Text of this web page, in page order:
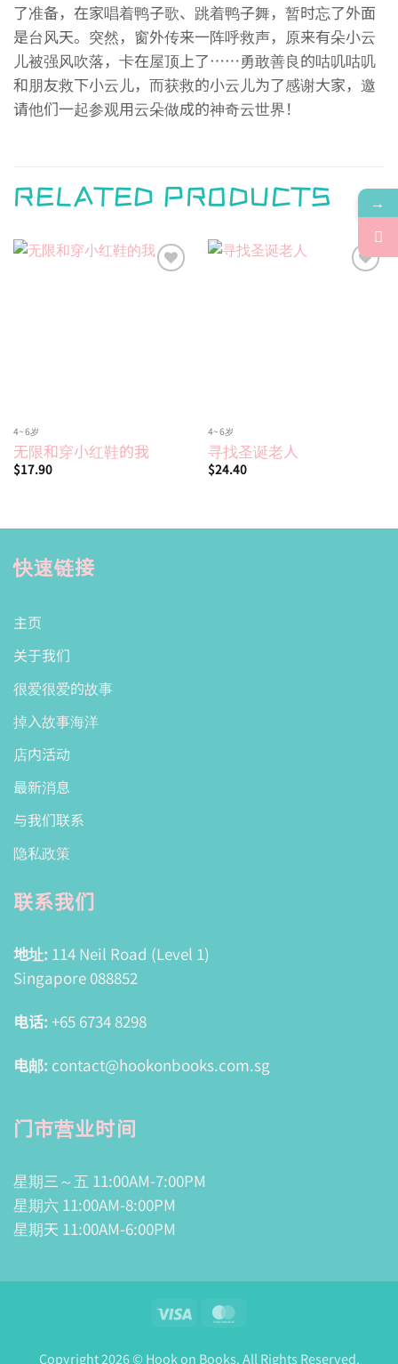
了准备，在家唱着鸭子歌、跳着鸭子舞，暂时忘了外面
是台风天。突然，窗外传来一阵呼救声，原来有朵小云
儿被强风吹落，卡在屋顶上了……勇敢善良的咕叽咕叽
和朋友救下小云儿，而获救的小云儿为了感谢大家，邀
请他们一起参观用云朵做成的神奇云世界！
RELATED PRODUCTS
4~6岁
无限和穿小红鞋的我
$17.90
4~6岁
寻找圣诞老人
$24.40
快速链接
主页
关于我们
很爱很爱的故事
掉入故事海洋
店内活动
最新消息
与我们联系
隐私政策
联系我们
地址: 114 Neil Road (Level 1)
Singapore 088852
电话: +65 6734 8298
电邮: contact@hookonbooks.com.sg
门市营业时间
星期三～五 11:00AM-7:00PM
星期六 11:00AM-8:00PM
星期天 11:00AM-6:00PM
Visa
Copyright 2026 © Hook on Books. All Rights Reserved.
→